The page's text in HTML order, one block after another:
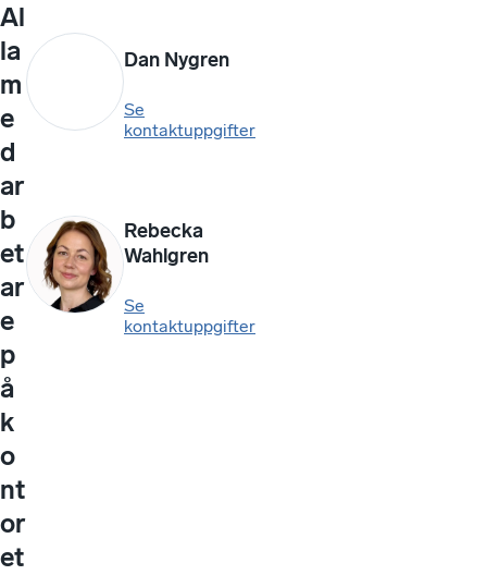
Al
la
m
e
d
ar
b
et
ar
e
p
å
k
o
nt
or
et
Dan Nygren
Se
kontaktuppgifter
Rebecka
Wahlgren
Se
kontaktuppgifter